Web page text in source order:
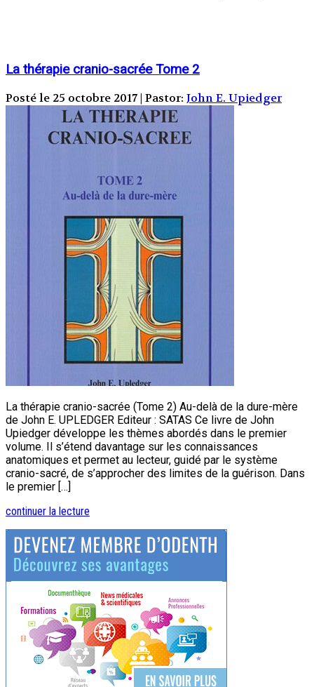
La thérapie cranio-sacrée Tome 2
Posté le 25 octobre 2017 | Pastor: John E. Upiedger
La thérapie cranio-sacrée (Tome 2) Au-delà de la dure-mère
de John E. UPLEDGER Editeur : SATAS Ce livre de John
Upiedger développe les thèmes abordés dans le premier
volume. Il s’étend davantage sur les connaissances
anatomiques et permet au lecteur, guidé par le système
cranio-sacré, de s’approcher des limites de la guérison. Dans
le premier […]
continuer la lecture